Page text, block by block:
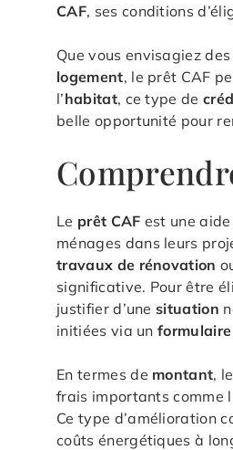
CAF, ses conditions
Que vous envisagiez des
logement, le prêt CAF
l’habitat, ce type de
belle opportunité pour
Le prêt CAF est une
ménages dans leurs
travaux de rénovation
significative. Pour être
justifier d’unesituation
initiées via unformulaire
En termes de montant,
frais importants comme
Ce type d’amélioration
coûts énergétiques à